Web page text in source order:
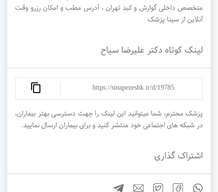
متخصص داخلی گوارش و کبد تهران ، آدرس مطب و امکان رزرو وقت
آنلاین از سینا پزشک
لینک کوتاه دکتر علیرضا سیاح
https://sinapezeshk.ir/d/19785
پزشک محترم، شما میتوانید این لینک را جهت دسترسی بهتر بیماران،
در شبکه های اجتماعی خود منتشر کنید و برای بیماران ارسال نمایید.
اشتراک گذاری